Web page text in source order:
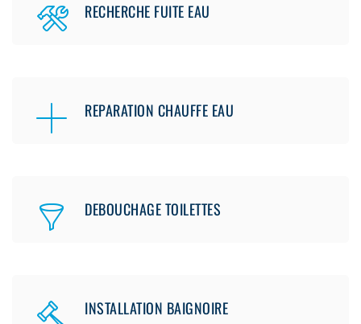
RECHERCHE FUITE EAU
REPARATION CHAUFFE EAU
DEBOUCHAGE TOILETTES
INSTALLATION BAIGNOIRE